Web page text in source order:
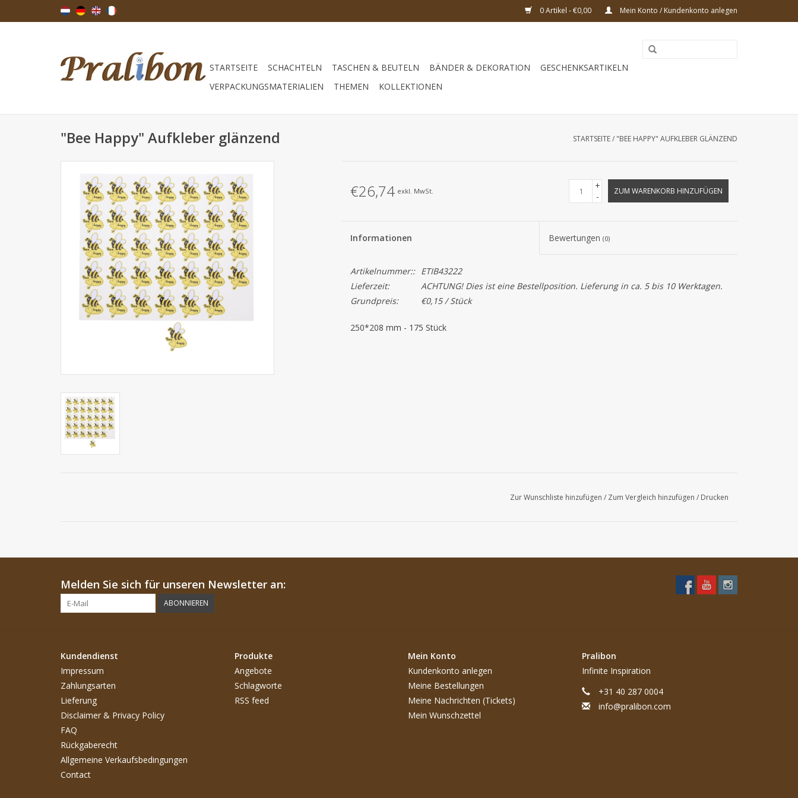
0 Artikel - €0,00 Mein Konto / Kundenkonto anlegen
STARTSEITE SCHACHTELN TASCHEN & BEUTELN BÄNDER & DEKORATION
GESCHENKSARTIKELN
VERPACKUNGSMATERIALIEN
THEMEN KOLLEKTIONEN
"Bee Happy" Aufkleber glänzend STARTSEITE/ "BEE HAPPY" AUFKLEBER GLÄNZEND
€26,74 exkl. MwSt.
+
-
ZUM WARENKORB HINZUFÜGEN
Informationen Bewertungen(0)
Artikelnummer::
ETIB43222
Lieferzeit:
ACHTUNG! Dies ist eine Bestellposition. Lieferung in ca. 5 bis 10 Werktagen.
Grundpreis:
€0,15 / Stück
250*208 mm - 175 Stück
Zur Wunschliste hinzufügen / Zum Vergleich hinzufügen / Drucken
Melden Sie sich für unseren Newsletter an:
ABONNIEREN
Kundendienst
Impressum
Zahlungsarten
Lieferung
Disclaimer & Privacy Policy
FAQ
Rückgaberecht
Allgemeine Verkaufsbedingungen
Contact
Produkte
Angebote
Schlagworte
RSS feed
Mein Konto
Kundenkonto anlegen
Meine Bestellungen
Meine Nachrichten (Tickets)
Mein Wunschzettel
Pralibon
Infinite Inspiration
+31 40 287 0004
info@pralibon.com